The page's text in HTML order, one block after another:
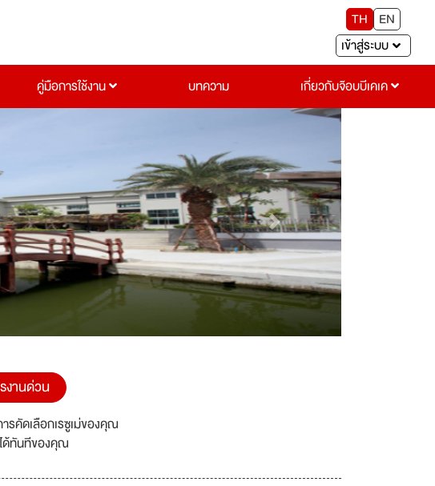
TH
EN
เข้าสู่ระบบ
คู่มือการใช้งาน บทความ เกี่ยวกับจ๊อบบีเคเค
Next
งานด่วน
รคัดเลือกเรซูเม่ของคุณ
ด้ทันทีของคุณ